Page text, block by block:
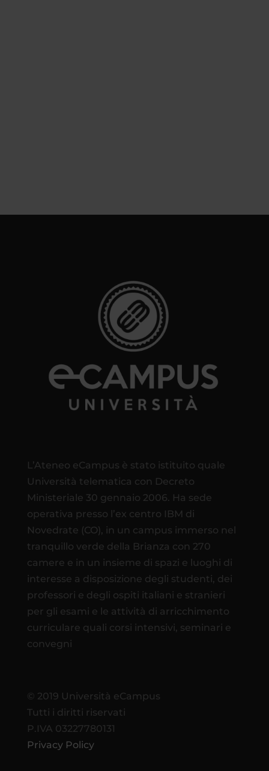
L’Ateneo eCampus è stato istituito quale
Università telematica con Decreto
Ministeriale 30 gennaio 2006. Ha sede
operativa presso l’ex centro IBM di
Novedrate (CO), in un campus immerso nel
tranquillo verde della Brianza con 270
camere e in un insieme di spazi e luoghi di
interesse a disposizione degli studenti, dei
professori e degli ospiti italiani e stranieri
per gli esami e le attività di arricchimento
curriculare quali corsi intensivi, seminari e
convegni
© 2019 Università eCampus
Tutti i diritti riservati
P.IVA 03227780131
Privacy Policy